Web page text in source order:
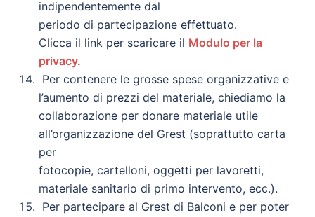
indipendentemente dal
periodo di partecipazione effettuato.
Clicca il link per scaricare il Modulo per la
privacy.
Per contenere le grosse spese organizzative e
l’aumento di prezzi del materiale, chiediamo la
collaborazione per donare materiale utile
all’organizzazione del Grest (soprattutto carta
per
fotocopie, cartelloni, oggetti per lavoretti,
materiale sanitario di primo intervento, ecc.).
Per partecipare al Grest di Balconi e per poter